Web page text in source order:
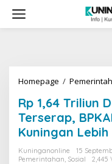
content
Homepage /
Rp 1,64 Triliun
Terserap,
Kuningan
Kuninganonline
15
Pemerintahan, Sosial 2,445